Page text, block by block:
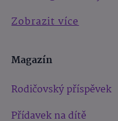
Zobrazit více
Magazín
Rodičovský příspěvek
Přídavek na dítě